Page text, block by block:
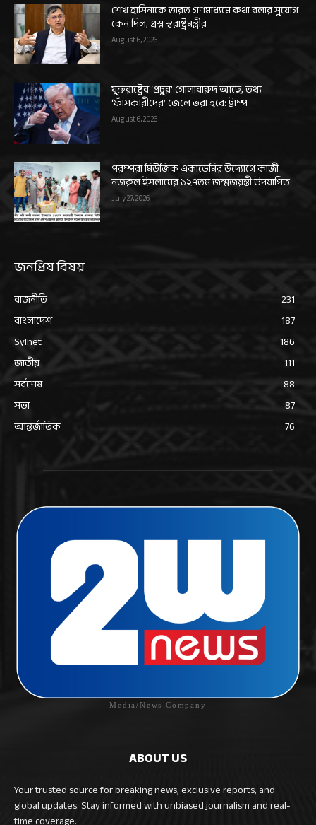
শেখ হাসিনাকে ভারত গণমাধ্যমে কথা বলার সুযোগ
কেন দিল, প্রশ্ন স্বরাষ্ট্রমন্ত্রীর
August 6, 2026
যুক্তরাষ্ট্রের ‘প্রচুর’ গোলাবারুদ আছে, তথ্য
‘ফাঁসকারীদের’ জেলে ভরা হবে: ট্রাম্প
August 6, 2026
পরম্পরা মিউজিক একাডেমির উদ্যোগে কাজী
নজরুল ইসলামের ১২৭তম জন্মজয়ন্তী উদযাপিত
July 27, 2026
জনপ্রিয় বিষয়
রাজনীতি
231
বাংলাদেশ
187
Sylhet
186
জাতীয়
111
সর্বশেষ
88
সভা
87
আন্তর্জাতিক
76
Media/News Company
ABOUT US
Your trusted source for breaking news, exclusive reports, and
global updates. Stay informed with unbiased journalism and real-
time coverage.